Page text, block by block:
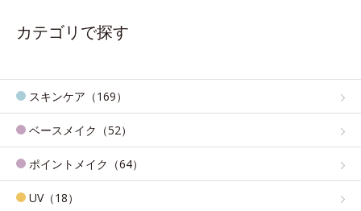
カテゴリで探す
スキンケア（169）
ベースメイク（52）
ポイントメイク（64）
UV（18）